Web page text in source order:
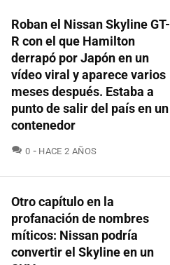
Roban el Nissan Skyline GT-
R con el que Hamilton
derrapó por Japón en un
vídeo viral y aparece varios
meses después. Estaba a
punto de salir del país en un
contenedor
0 COMENTARIOS
HACE 2 AÑOS
Otro capítulo en la
profanación de nombres
míticos: Nissan podría
convertir el Skyline en un